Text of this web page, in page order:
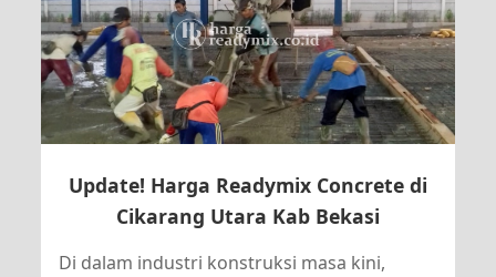
Update! Harga Readymix Concrete di
Cikarang Utara Kab Bekasi
Di dalam industri konstruksi masa kini,